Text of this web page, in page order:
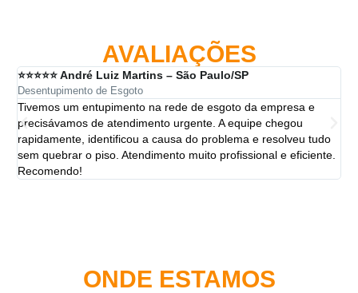
AVALIAÇÕES
⭐⭐⭐⭐⭐ André Luiz Martins – São Paulo/SP
Desentupimento de Esgoto
Tivemos um entupimento na rede de esgoto da empresa e
precisávamos de atendimento urgente. A equipe chegou
rapidamente, identificou a causa do problema e resolveu tudo
sem quebrar o piso. Atendimento muito profissional e eficiente.
Recomendo!
ONDE ESTAMOS